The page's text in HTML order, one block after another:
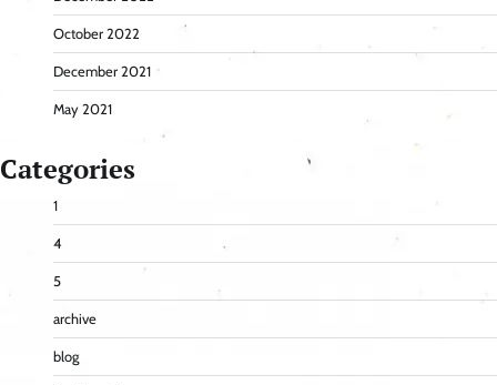
October 2022
December 2021
May 2021
Categories
1
4
5
archive
blog